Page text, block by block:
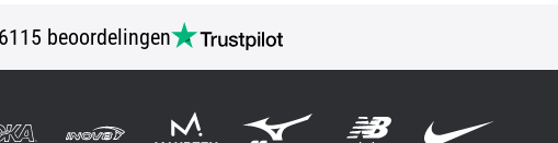
6115 beoordelingen